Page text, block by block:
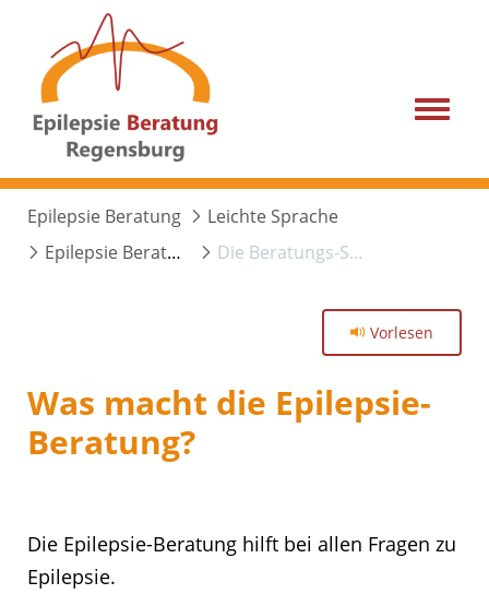
Menu
Epilepsie Beratung
Leichte Sprache
Epilepsie Beratung
Die Beratungs-Stelle
Vorlesen
Was macht die Epilepsie-
Beratung?
Die Epilepsie-Beratung hilft bei allen Fragen zu
Epilepsie.